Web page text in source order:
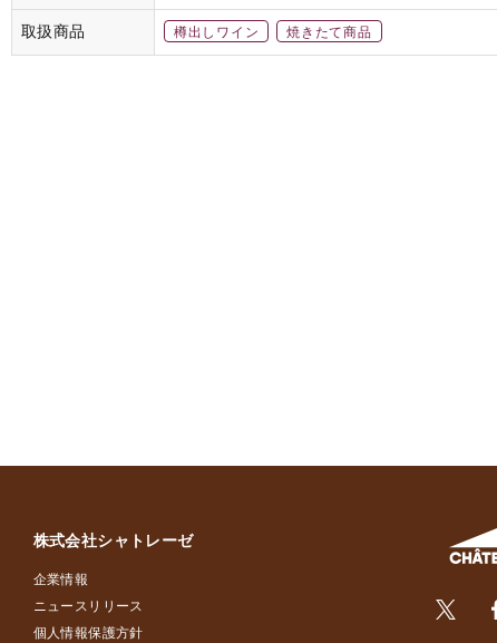
取扱商品
樽出しワイン 焼きたて商品
株式会社シャトレーゼ
企業情報
ニュースリリース
個人情報保護方針